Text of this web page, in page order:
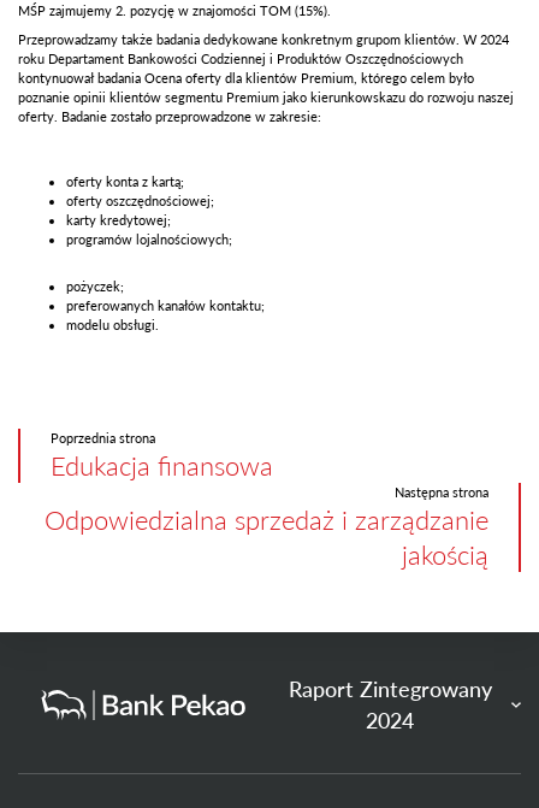
MŚP zajmujemy 2. pozycję w znajomości TOM (15%).
Przeprowadzamy także badania dedykowane konkretnym grupom klientów. W 2024
roku Departament Bankowości Codziennej i Produktów Oszczędnościowych
kontynuował badania Ocena oferty dla klientów Premium, którego celem było
poznanie opinii klientów segmentu Premium jako kierunkowskazu do rozwoju naszej
oferty. Badanie zostało przeprowadzone w zakresie:
oferty konta z kartą;
oferty oszczędnościowej;
karty kredytowej;
programów lojalnościowych;
pożyczek;
preferowanych kanałów kontaktu;
modelu obsługi.
Poprzednia strona
Edukacja finansowa
Następna strona
Odpowiedzialna sprzedaż i zarządzanie
jakością
Raport Zintegrowany
2024